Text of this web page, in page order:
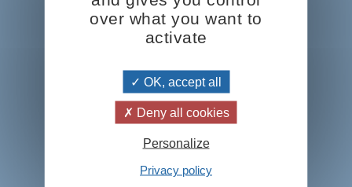
Prosveta international
La pensée du jour
Télécharger le catalogue
Nos parutions les plus récentes
Catalogue autres langues
over what you want to
activate
OK, accept all
Deny all cookies
Personalize
Privacy policy